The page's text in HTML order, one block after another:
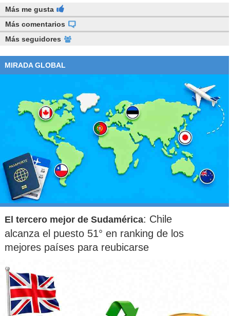
Más me gusta
Más comentarios
Más seguidores
MIRADA GLOBAL
El tercero mejor de Sudamérica: Chile
alcanza el puesto 51° en ranking de los
mejores países para reubicarse